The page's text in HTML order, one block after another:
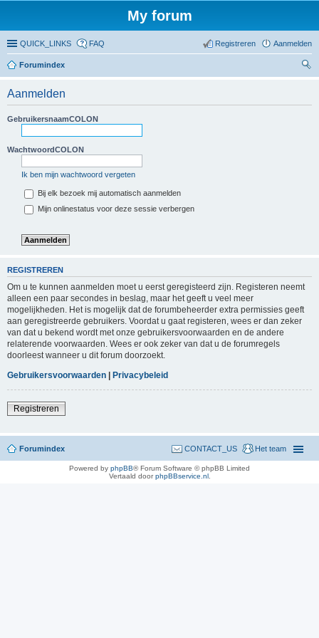
My forum
QUICK_LINKS FAQ Aanmelden
Registreren
Forumindex
Aanmelden
GebruikersnaamCOLON
WachtwoordCOLON
Ik ben mijn wachtwoord vergeten
Bij elk bezoek mij automatisch aanmelden
Mijn onlinestatus voor deze sessie verbergen
REGISTREREN
Om u te kunnen aanmelden moet u eerst geregisteerd zijn. Registeren neemt
alleen een paar secondes in beslag, maar het geeft u veel meer
mogelijkheden. Het is mogelijk dat de forumbeheerder extra permissies geeft
aan geregistreerde gebruikers. Voordat u gaat registeren, wees er dan zeker
van dat u bekend wordt met onze gebruikersvoorwaarden en de andere
relaterende voorwaarden. Wees er ook zeker van dat u de forumregels
doorleest wanneer u dit forum doorzoekt.
Gebruikersvoorwaarden | Privacybeleid
Registreren
Forumindex Het team
CONTACT_US
Powered by phpBB® Forum Software © phpBB Limited
Vertaald doorphpBBservice.nl.